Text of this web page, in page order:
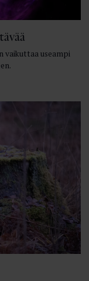
vaikuttaa useampi